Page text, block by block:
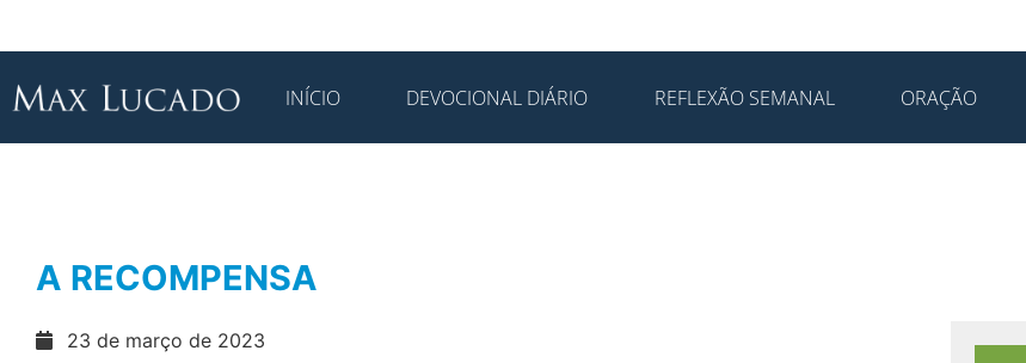
INÍCIO DEVOCIONAL DIÁRIO REFLEXÃO SEMANAL ORAÇÃO
A RECOMPENSA
23 de março de 2023